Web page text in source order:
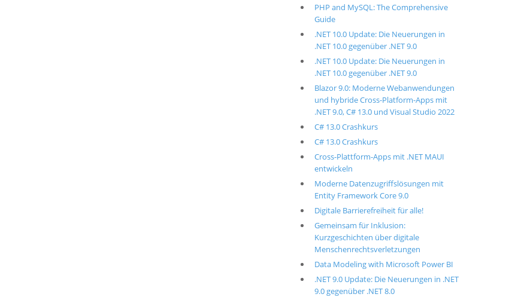
PHP and MySQL: The Comprehensive
Guide
.NET 10.0 Update: Die Neuerungen in
.NET 10.0 gegenüber .NET 9.0
.NET 10.0 Update: Die Neuerungen in
.NET 10.0 gegenüber .NET 9.0
Blazor 9.0: Moderne Webanwendungen
und hybride Cross-Platform-Apps mit
.NET 9.0, C# 13.0 und Visual Studio 2022
C# 13.0 Crashkurs
C# 13.0 Crashkurs
Cross-Plattform-Apps mit .NET MAUI
entwickeln
Moderne Datenzugriffslösungen mit
Entity Framework Core 9.0
Digitale Barrierefreiheit für alle!
Gemeinsam für Inklusion:
Kurzgeschichten über digitale
Menschenrechtsverletzungen
Data Modeling with Microsoft Power BI
.NET 9.0 Update: Die Neuerungen in .NET
9.0 gegenüber .NET 8.0